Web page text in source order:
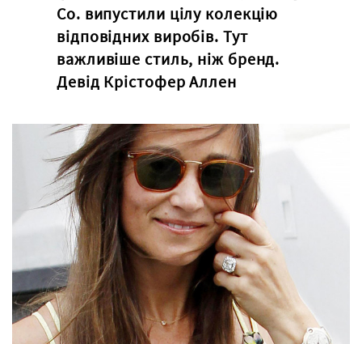
Co. випустили цілу колекцію
відповідних виробів. Тут
важливіше стиль, ніж бренд.
Девід Крістофер Аллен